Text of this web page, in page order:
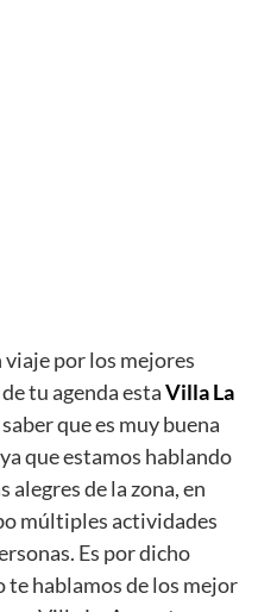
viaje por los mejores
tu agenda estaVilla La
que es muy buena
que estamos hablando
alegres de la zona, en
múltiples actividades
Es por dicho
te hablamos de los mejor